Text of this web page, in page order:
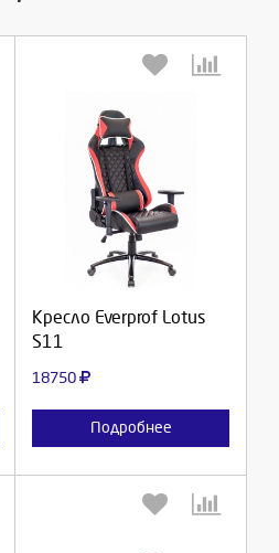
Кресло Everprof Lotus
S11
18750
Подробнее
Выберите количество: